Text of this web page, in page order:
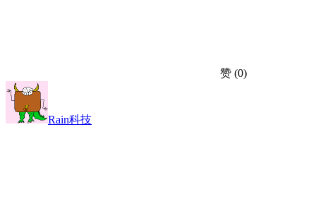
赞 (0)
Rain科技